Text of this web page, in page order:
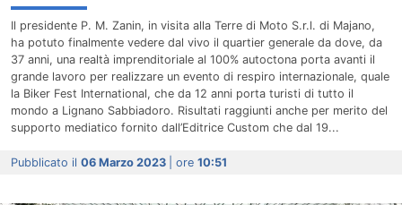
Il presidente P. M. Zanin, in visita alla Terre di Moto S.r.l. di Majano,
ha potuto finalmente vedere dal vivo il quartier generale da dove, da
37 anni, una realtà imprenditoriale al 100% autoctona porta avanti il
grande lavoro per realizzare un evento di respiro internazionale, quale
la Biker Fest International, che da 12 anni porta turisti di tutto il
mondo a Lignano Sabbiadoro. Risultati raggiunti anche per merito del
supporto mediatico fornito dall’Editrice Custom che dal 19...
Pubblicato il 06 Marzo 2023 | ore 10:51